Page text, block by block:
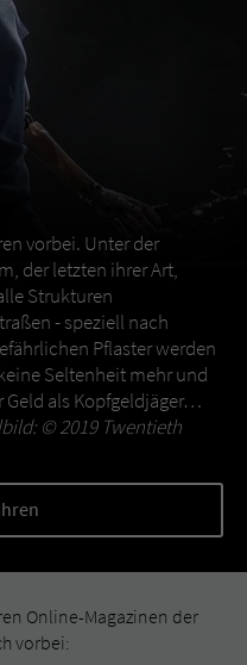
vorbei. Unter der
der letzten ihrer Art,
Strukturen
- speziell nach
Pflaster werden
Seltenheit mehr und
Geld als Kopfgeldjäger…
© 2019 Twentieth
Online-Magazinen der
vorbei: